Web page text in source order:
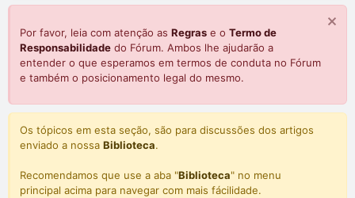
Por favor, leia com atenção as Regras e o Termo de
Responsabilidade do Fórum. Ambos lhe ajudarão a
entender o que esperamos em termos de conduta no Fórum
e também o posicionamento legal do mesmo.
Os tópicos em esta seção, são para discussões dos artigos
enviado a nossa Biblioteca.
Recomendamos que use a aba "Biblioteca" no menu
principal acima para navegar com mais fácilidade.